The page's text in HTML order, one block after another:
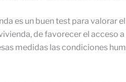
es un buen test para valorar
de favorecer el acceso
medidas las condiciones